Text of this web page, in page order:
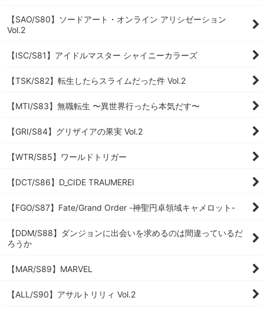
【SAO/S80】ソードアート・オンライン アリシゼーション
Vol.2
【ISC/S81】アイドルマスター シャイニーカラーズ
【TSK/S82】転生したらスライムだった件 Vol.2
【MTI/S83】無職転生 〜異世界行ったら本気だす〜
【GRI/S84】グリザイアの果実 Vol.2
【WTR/S85】ワールドトリガー
【DCT/S86】D_CIDE TRAUMEREI
【FGO/S87】Fate/Grand Order -神聖円卓領域キャメロット-
【DDM/S88】ダンジョンに出会いを求めるのは間違っているだ
ろうか
【MAR/S89】MARVEL
【ALL/S90】アサルトリリィ Vol.2